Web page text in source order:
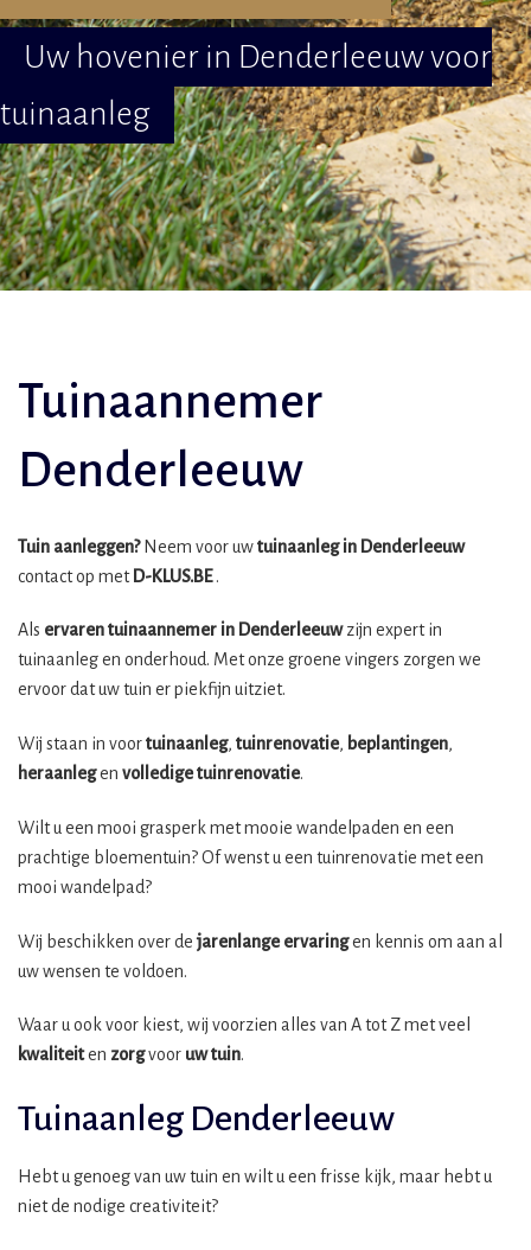
Uw hovenier in Denderleeuw voor
tuinaanleg
Tuinaannemer
Denderleeuw
Tuin aanleggen?Neem voor uwtuinaanleg in Denderleeuw
contact op metD-KLUS.BE.
Als ervaren tuinaannemer in Denderleeuwzijn expert in
tuinaanleg en onderhoud. Met onze groene vingers zorgen we
ervoor dat uw tuin er piekfijn uitziet.
Wij staan in voortuinaanleg, tuinrenovatie, beplantingen,
heraanlegen volledige tuinrenovatie.
Wilt u een mooi grasperk met mooie wandelpaden en een
prachtige bloementuin? Of wenst u een tuinrenovatie met een
mooi wandelpad?
Wij beschikken over dejarenlange ervaringen kennis om aan al
uw wensen te voldoen.
Waar u ook voor kiest, wij voorzien alles van A tot Z met veel
kwaliteiten zorgvoor uw tuin.
Tuinaanleg Denderleeuw
Hebt u genoeg van uw tuin en wilt u een frisse kijk, maar hebt u
niet de nodige creativiteit?